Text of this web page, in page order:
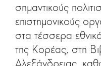
σημαντικούς
επιστημονικούς
στα τέσσερα
της Κορέας, στη